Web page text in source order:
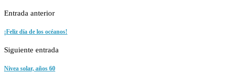
Entrada anterior
¡Feliz día de los océanos!
Siguiente entrada
Nivea solar, años 60